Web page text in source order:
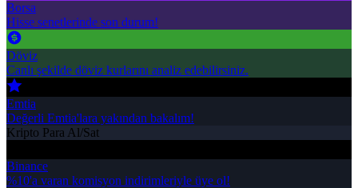
Borsa
Hisse senetlerinde son durum!
Döviz
Canlı şekilde döviz kurlarını analiz edebilirsiniz.
Emtia
Değerli Emtia'lara yakından bakalım!
Kripto Para Al/Sat
Binance
%10'a varan komisyon indirimleriyle üye ol!